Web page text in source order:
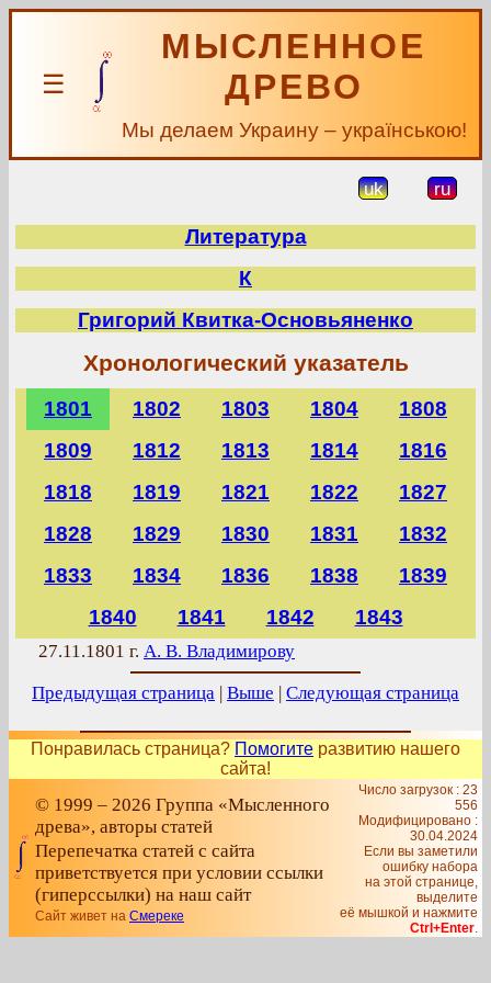
☰
МЫСЛЕННОЕ
ДРЕВО
Мы делаем Украину – українською!
uk ru
Литература
К
Григорий Квитка-Основьяненко
Хронологический указатель
1801 1802 1803 1804
1808
1809
1812 1813 1814
1816
1818
1819 1821 1822
1827
1828
1829 1830 1831
1832
1833
1834 1836 1838
1839
1840
1841 1842 1843
27.11.1801 г. А. В. Владимирову
Предыдущая страница | Выше | Следующая страница
Понравилась страница? Помогите развитию нашего
сайта!
© 1999 – 2026 Группа «Мысленного
древа», авторы статей
Перепечатка статей с сайта
приветствуется при условии ссылки
(гиперссылки) на наш сайт
Сайт живет на Смереке
Число загрузок : 23
556
Модифицировано :
30.04.2024
Если вы заметили
ошибку набора
на этой странице,
выделите
её мышкой и нажмите
Ctrl+Enter.